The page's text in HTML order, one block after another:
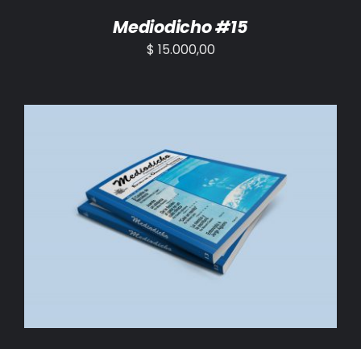
Mediodicho #15
$ 15.000,00
AÑADIR AL CARRITO / DETALLES